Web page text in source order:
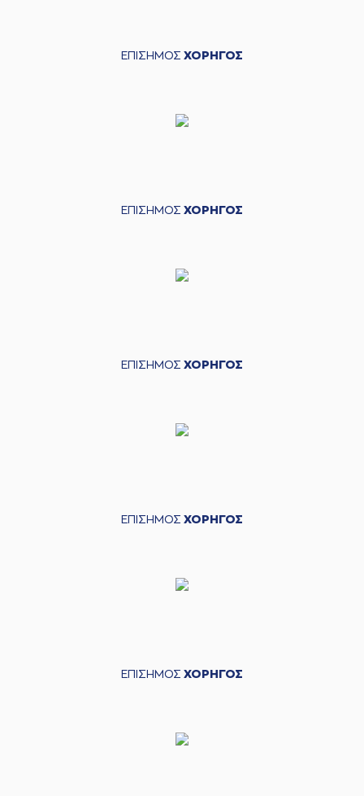
ΕΠΙΣΗΜΟΣ ΧΟΡΗΓΟΣ
ΕΠΙΣΗΜΟΣ ΧΟΡΗΓΟΣ
ΕΠΙΣΗΜΟΣ ΧΟΡΗΓΟΣ
ΕΠΙΣΗΜΟΣ ΧΟΡΗΓΟΣ
ΕΠΙΣΗΜΟΣ ΧΟΡΗΓΟΣ